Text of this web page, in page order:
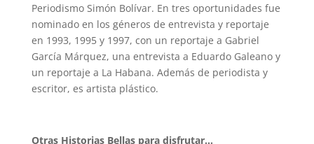
Periodismo Simón Bolívar. En tres oportunidades fue
nominado en los géneros de entrevista y reportaje
en 1993, 1995 y 1997, con un reportaje a Gabriel
García Márquez, una entrevista a Eduardo Galeano y
un reportaje a La Habana. Además de periodista y
escritor, es artista plástico.
Otras Historias Bellas para disfrutar…